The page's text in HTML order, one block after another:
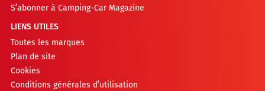
S’abonner à Camping-Car Magazine
LIENS UTILES
Toutes les marques
Plan de site
Cookies
Conditions générales d’utilisation